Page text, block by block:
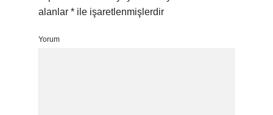
alanlar * ile işaretlenmişlerdir
Yorum